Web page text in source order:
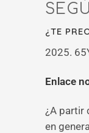
¿TE
2025.
Enlace
¿A partir
en